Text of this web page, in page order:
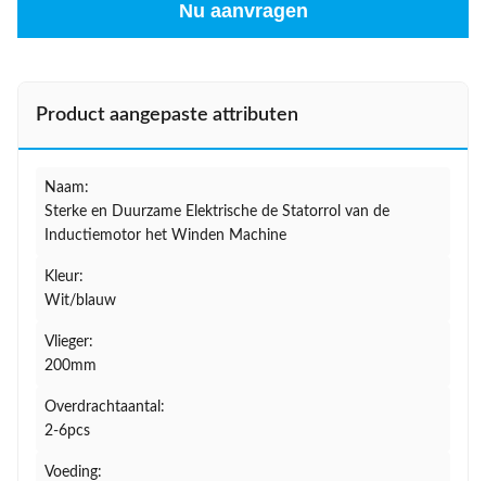
Nu aanvragen
Product aangepaste attributen
Naam:
Sterke en Duurzame Elektrische de Statorrol van de
Inductiemotor het Winden Machine
Kleur:
Wit/blauw
Vlieger:
200mm
Overdrachtaantal:
2-6pcs
Voeding: